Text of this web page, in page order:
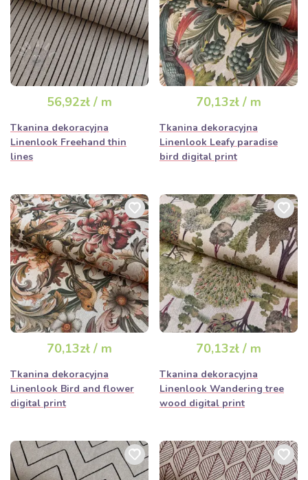
56,92zł / m
Tkanina dekoracyjna
Linenlook Freehand thin
lines
70,13zł / m
Tkanina dekoracyjna
Linenlook Leafy paradise
bird digital print
70,13zł / m
Tkanina dekoracyjna
Linenlook Bird and flower
digital print
70,13zł / m
Tkanina dekoracyjna
Linenlook Wandering tree
wood digital print